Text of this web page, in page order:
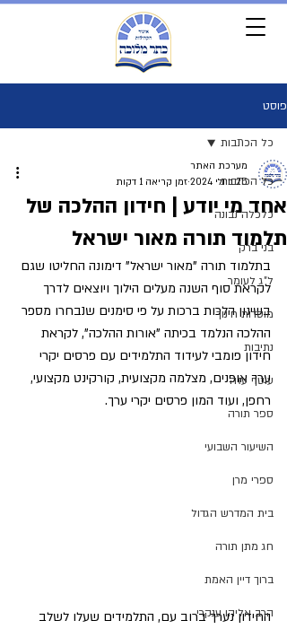
פוסט
כל הכתבות
כלכלה נבונה
בני ברק
ל"ג לעומר
מוסדות חינוך
נתיבות
עוטף עזה
ספר תורה
השיעור השבועי
ספרי מרן
בית המדרש הגדול
חג מתן תורה
ברוך דיין האמת
הרב אליהו ענקרי
כל הכתבות
אחד מי יודע | חידון ההלכה של
תלמוד תורה מאור ישראל
מערכת האתר
25 ביולי 2024
זמן קריאה 1 דקות
בתלמוד תורה "מאור ישראל" דימונה החליטו שגם
לקראת סוף השנה מעלים הילוך ויוצאים לדרך
בשינון הלכות ברכות על פי סימנים שנבחרו מספר
ההלכה הנלמד בכיתה "אורות ההלכה", לקראת
חידון פומבי לעידוד התלמידים עם פרסים יקרי
ערך אופנים, מצלמה מקצועית, קורקינט מקצועי,
רחפן, ועוד המון פרסים יקרי ערך.
החידון נערך ברוב עם, התלמידים שעלו לשלב